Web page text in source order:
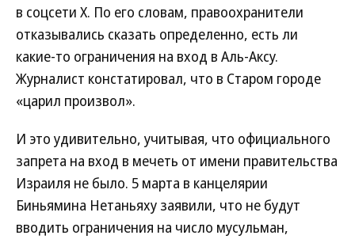
в соцсети X. По его словам, правоохранители
отказывались сказать определенно, есть ли
какие-то ограничения на вход в Аль-Аксу.
Журналист констатировал, что в Старом городе
«царил произвол».
И это удивительно, учитывая, что официального
запрета на вход в мечеть от имени правительства
Израиля не было. 5 марта в канцелярии
Биньямина Нетаньяху заявили, что не будут
вводить ограничения на число мусульман,